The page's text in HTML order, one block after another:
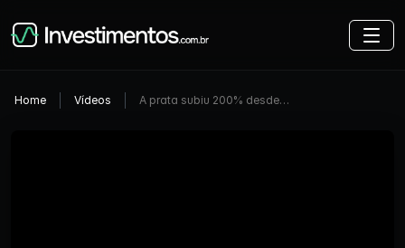
Home Vídeos A prata subiu 200% desde…